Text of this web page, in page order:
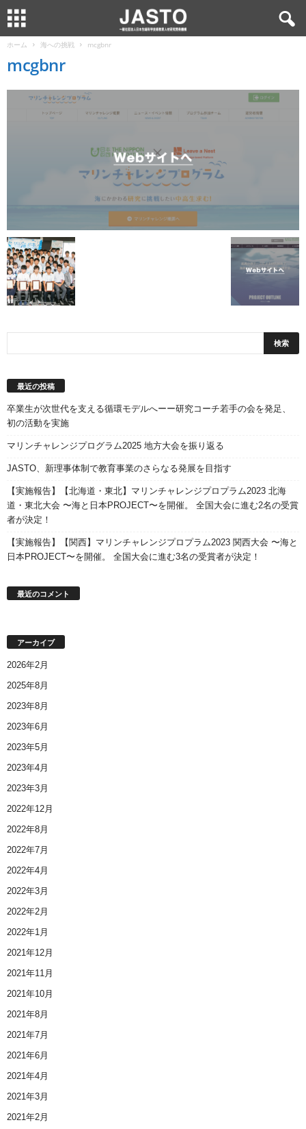
ホーム 海への挑戦 mcgbnr
mcgbnr
最近の投稿
卒業生が次世代を支える循環モデルへーー研究コーチ若手の会を発足、
初の活動を実施
マリンチャレンジプログラム2025 地方大会を振り返る
JASTO、新理事体制で教育事業のさらなる発展を目指す
【実施報告】【北海道・東北】マリンチャレンジプロプラム2023 北海
道・東北大会 〜海と日本PROJECT〜を開催。 全国大会に進む2名の受賞
者が決定！
【実施報告】【関西】マリンチャレンジプロプラム2023 関西大会 〜海と
日本PROJECT〜を開催。 全国大会に進む3名の受賞者が決定！
最近のコメント
アーカイブ
2026年2月
2025年8月
2023年8月
2023年6月
2023年5月
2023年4月
2023年3月
2022年12月
2022年8月
2022年7月
2022年4月
2022年3月
2022年2月
2022年1月
2021年12月
2021年11月
2021年10月
2021年8月
2021年7月
2021年6月
2021年4月
2021年3月
2021年2月